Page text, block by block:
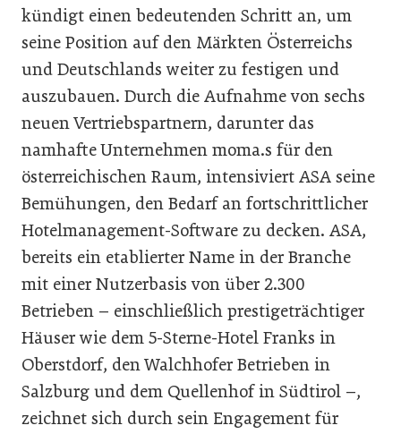
kündigt einen bedeutenden Schritt an, um
seine Position auf den Märkten Österreichs
und Deutschlands weiter zu festigen und
auszubauen. Durch die Aufnahme von sechs
neuen Vertriebspartnern, darunter das
namhafte Unternehmen moma.s für den
österreichischen Raum, intensiviert ASA seine
Bemühungen, den Bedarf an fortschrittlicher
Hotelmanagement-Software zu decken. ASA,
bereits ein etablierter Name in der Branche
mit einer Nutzerbasis von über 2.300
Betrieben – einschließlich prestigeträchtiger
Häuser wie dem 5-Sterne-Hotel Franks in
Oberstdorf, den Walchhofer Betrieben in
Salzburg und dem Quellenhof in Südtirol –,
zeichnet sich durch sein Engagement für